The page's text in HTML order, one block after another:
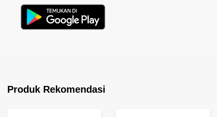
Produk Rekomendasi